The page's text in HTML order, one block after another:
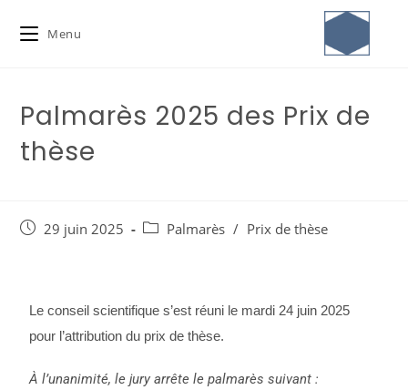
Menu
Palmarès 2025 des Prix de
thèse
29 juin 2025 Palmarès / Prix de thèse
Le conseil scientifique s’est réuni le mardi 24 juin 2025
pour l’attribution du prix de thèse.
À l’unanimité, le jury arrête le palmarès suivant :